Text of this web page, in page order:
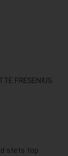
FRESENIUS
stets top